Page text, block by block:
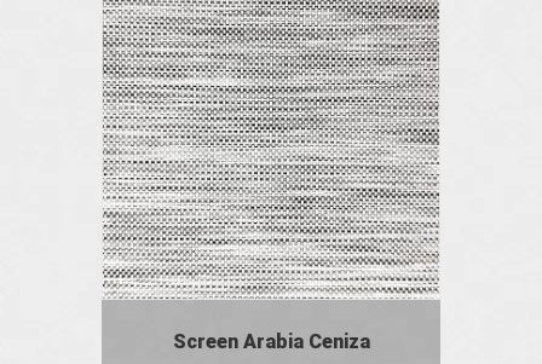
Screen Arabia Ceniza